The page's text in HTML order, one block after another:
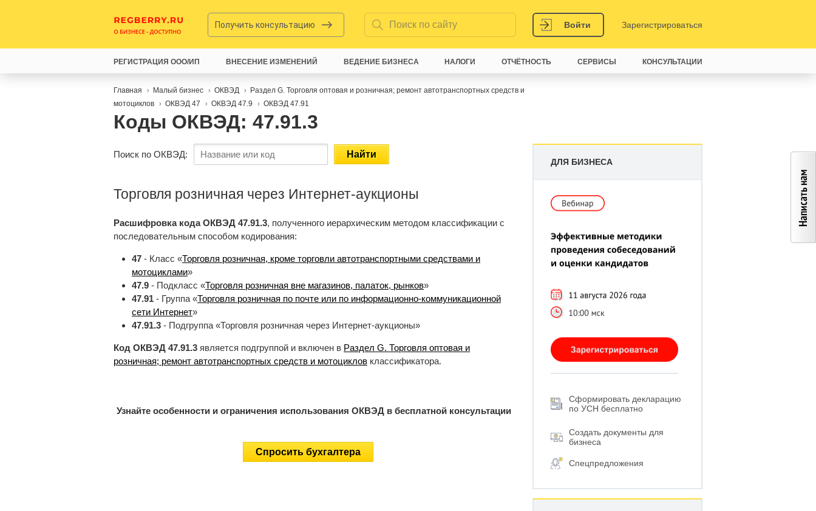
Получить консультацию Войти Зарегистрироваться
Главная Малый бизнес ОКВЭД
Раздел G. Торговля оптовая и розничная; ремонт автотранспортных средств и
мотоциклов
ОКВЭД 47 ОКВЭД 47.9 ОКВЭД 47.91
Коды ОКВЭД: 47.91.3
Поиск по ОКВЭД: Найти
Торговля розничная через Интернет-аукционы
Расшифровка кода ОКВЭД 47.91.3, полученного иерархическим методом классификации с
последовательным способом кодирования:
47 - Класс «Торговля розничная, кроме торговли автотранспортными средствами и
мотоциклами»
47.9 - Подкласс «Торговля розничная вне магазинов, палаток, рынков»
47.91 - Группа «Торговля розничная по почте или по информационно-коммуникационной
сети Интернет»
47.91.3 - Подгруппа «Торговля розничная через Интернет-аукционы»
Код ОКВЭД 47.91.3 является подгруппой и включен в Раздел G. Торговля оптовая и
розничная; ремонт автотранспортных средств и мотоциклов классификатора.
Узнайте особенности и ограничения использования ОКВЭД в бесплатной консультации
Спросить бухгалтера
ДЛЯ БИЗНЕСА
Сформировать декларацию
по УСН бесплатно
Создать документы для
бизнеса
Спецпредложения
РЕГИСТРАЦИЯ ООО/ИП ВНЕСЕНИЕ ИЗМЕНЕНИЙ ВЕДЕНИЕ БИЗНЕСА НАЛОГИ ОТЧЁТНОСТЬ СЕРВИСЫ КОНСУЛЬТАЦИИ